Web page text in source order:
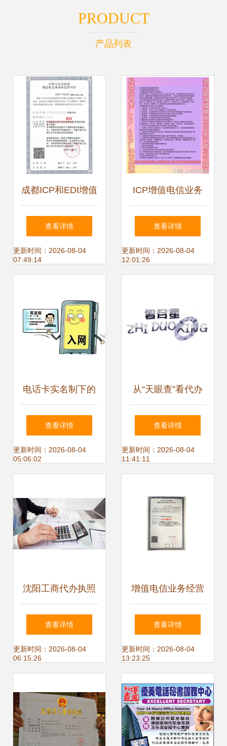
PRODUCT
产品列表
成都ICP和EDI增值
电信业务许可证办
理条件及代办指南
查看详情
更新时间：2026-08-04
07:49:14
ICP增值电信业务
经营许可办理流程
及所需材料详解
业务指南
查看详情
更新时间：2026-08-04
12:01:26
电话卡实名制下的
合规与代办业务的
避坑指南
查看详情
更新时间：2026-08-04
05:06:02
从“天眼查”看代办
电信业务 小窗口背
后的合规与技术
查看详情
更新时间：2026-08-04
11:41:11
沈阳工商代办执照
与电信业务代办服
务全解析——以于
例
查看详情
更新时间：2026-08-04
06:15:26
增值电信业务经营
许可证与信息服务
业务许可证办理全
查看详情
更新时间：2026-08-04
13:23:25